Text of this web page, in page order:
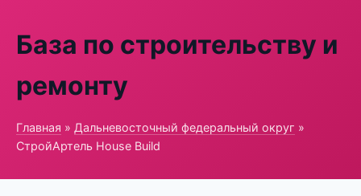
База по строительству и
ремонту
Главная » Дальневосточный федеральный округ »
СтройАртель House Build